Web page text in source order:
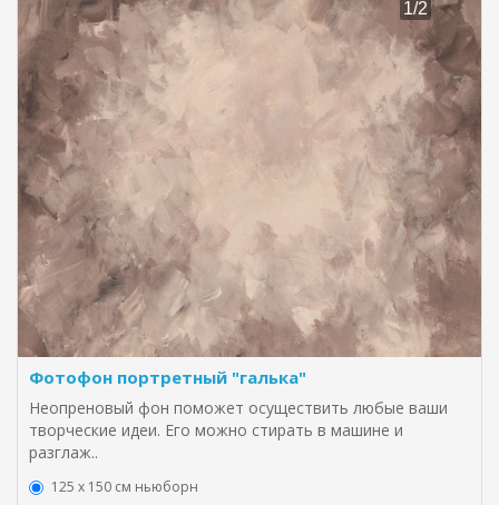
Фотофон портретный "галька"
Неопреновый фон поможет осуществить любые ваши
творческие идеи. Его можно стирать в машине и
разглаж..
125 x 150 см ньюборн